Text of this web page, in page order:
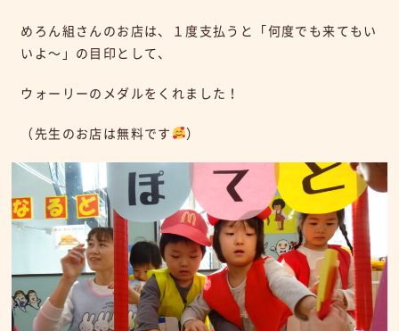
めろん組さんのお店は、１度支払うと「何度でも来てもい
いよ～」の目印として、
ウォーリーのメダルをくれました！
（先生のお店は無料です ）